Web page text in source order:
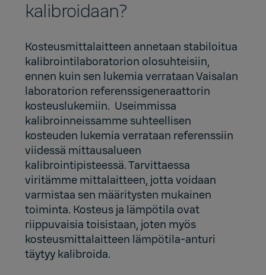
kalibroidaan?
Kosteusmittalaitteen annetaan stabiloitua
kalibrointilaboratorion olosuhteisiin,
ennen kuin sen lukemia verrataan Vaisalan
laboratorion referenssigeneraattorin
kosteuslukemiin. Useimmissa
kalibroinneissamme suhteellisen
kosteuden lukemia verrataan referenssiin
viidessä mittausalueen
kalibrointipisteessä. Tarvittaessa
viritämme mittalaitteen, jotta voidaan
varmistaa sen määritysten mukainen
toiminta. Kosteus ja lämpötila ovat
riippuvaisia ​​toisistaan, joten myös
kosteusmittalaitteen lämpötila-anturi
täytyy kalibroida.